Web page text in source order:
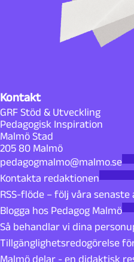
Kontakt
GRF Stöd & Utveckling
Pedagogisk Inspiration
Malmö Stad
205 80 Malmö
pedagogmalmo@malmo.se
Kontakta redaktionen
RSS-flöde – följ våra
Blogga hos Pedagog Malmö
Så behandlar vi dina
Tillgänglighetsredogörelse
Malmö delar - en didaktisk